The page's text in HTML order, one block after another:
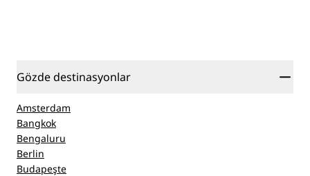
Gözde destinasyonlar
Amsterdam
Bangkok
Bengaluru
Berlin
Budapeşte